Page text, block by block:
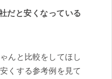
だと安くなっている
んと比較をしてほし
くする参考例を見て